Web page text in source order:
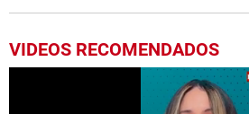
VIDEOS RECOMENDADOS